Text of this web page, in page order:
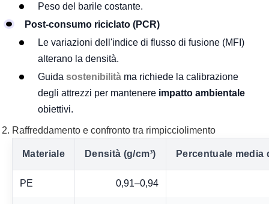
Peso del barile costante.
Post-consumo riciclato (PCR)
Le variazioni dell'indice di flusso di fusione (MFI)
alterano la densità.
Guida sostenibilità ma richiede la calibrazione
degli attrezzi per mantenere impatto ambientale
obiettivi.
Raffreddamento e confronto tra rimpicciolimento
Materiale Densità (g/cm³) Percentuale media
PE 0,91–0,94